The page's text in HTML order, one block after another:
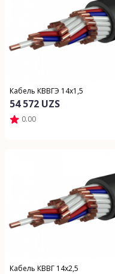
Кабель КВВГЭ 14х1,5
54 572 UZS
0.00
Кабель КВВГ 14х2,5